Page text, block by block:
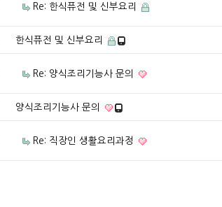
Re: 한식퓨전 및 신부요리
한식퓨전 및 신부요리
Re: 양식조리기능사 문의
양식조리기능사 문의
Re: 직장인 생활요리과정